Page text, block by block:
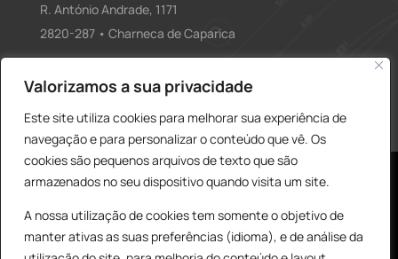
Valorizamos a sua privacidade
Este site utiliza cookies para melhorar sua experiência de
navegação e para personalizar o conteúdo que vê. Os
cookies são pequenos arquivos de texto que são
armazenados no seu dispositivo quando visita um site.
A nossa utilização de cookies tem somente o objetivo de
manter ativas as suas preferências (idioma), e de análise da
R. António Andrade, 1171
2820-287 • Charneca de Caparica
Products
search